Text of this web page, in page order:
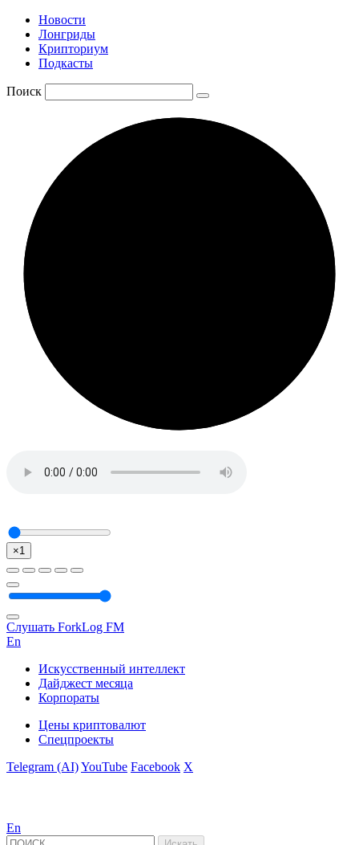
Новости
Лонгриды
Крипториум
Подкасты
Поиск
×1
Слушать ForkLog FM
En
Искусственный интеллект
Дайджест месяца
Корпораты
Цены криптовалют
Спецпроекты
Telegram (AI)YouTube Facebook X
En